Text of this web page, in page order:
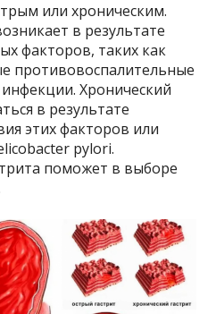
или хроническим.
в результате
факторов, таких как
противовоспалительные
Хронический
в результате
этих факторов или
pylori.
поможет в выборе